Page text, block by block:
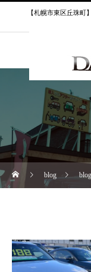
【札幌市東区丘珠町
blog blog